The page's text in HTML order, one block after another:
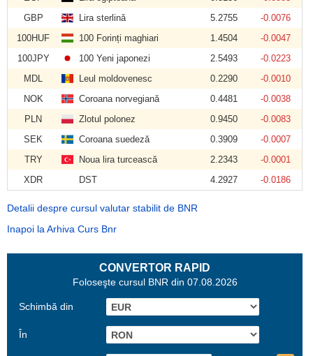
GBP
Lira sterlină 5.2755
-0.0076
100HUF
100 Forinți maghiari 1.4504
-0.0047
100JPY
100 Yeni japonezi 2.5493
-0.0223
MDL
Leul moldovenesc 0.2290
-0.0010
NOK
Coroana norvegiană 0.4481
-0.0038
PLN
Zlotul polonez 0.9450
-0.0083
SEK
Coroana suedeză 0.3909
-0.0007
TRY
Noua lira turcească 2.2343
-0.0001
XDR
DST 4.2927 -0.0186
Detalii despre cursul valutar stabilit de BNR
Inapoi la Arhiva Curs Bnr
CONVERTOR RAPID
Foloseşte cursul BNR din 07.08.2026
Schimbă din
În